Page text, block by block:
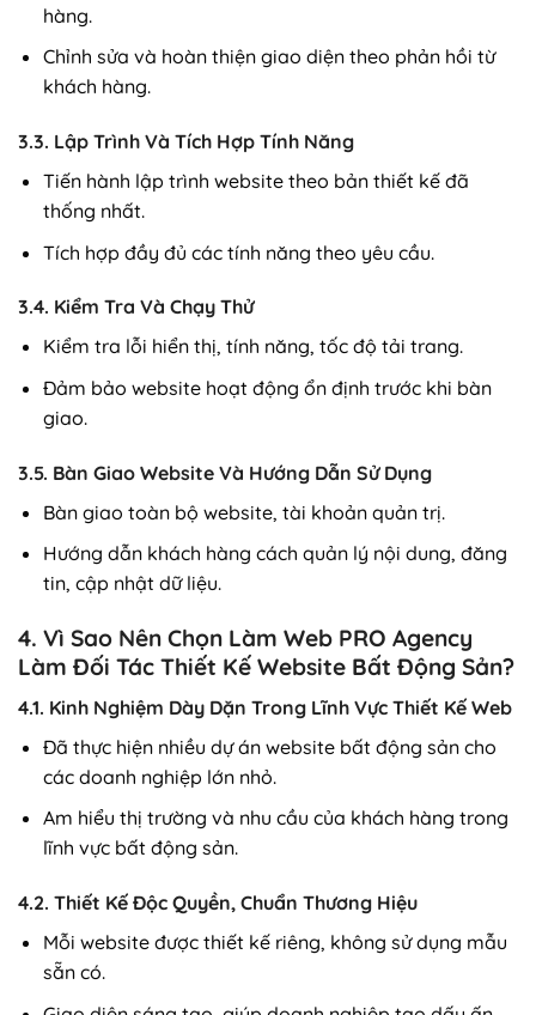
hàng.
Chỉnh sửa và hoàn thiện giao diện theo phản hồi từ
khách hàng.
3.3. Lập Trình Và Tích Hợp Tính Năng
Tiến hành lập trình website theo bản thiết kế đã
thống nhất.
Tích hợp đầy đủ các tính năng theo yêu cầu.
3.4. Kiểm Tra Và Chạy Thử
Kiểm tra lỗi hiển thị, tính năng, tốc độ tải trang.
Đảm bảo website hoạt động ổn định trước khi bàn
giao.
3.5. Bàn Giao Website Và Hướng Dẫn Sử Dụng
Bàn giao toàn bộ website, tài khoản quản trị.
Hướng dẫn khách hàng cách quản lý nội dung, đăng
tin, cập nhật dữ liệu.
4. Vì Sao Nên Chọn Làm Web PRO Agency
Làm Đối Tác Thiết Kế Website Bất Động Sản?
4.1. Kinh Nghiệm Dày Dặn Trong Lĩnh Vực Thiết Kế Web
Đã thực hiện nhiều dự án website bất động sản cho
các doanh nghiệp lớn nhỏ.
Am hiểu thị trường và nhu cầu của khách hàng trong
lĩnh vực bất động sản.
4.2. Thiết Kế Độc Quyền, Chuẩn Thương Hiệu
Mỗi website được thiết kế riêng, không sử dụng mẫu
sẵn có.